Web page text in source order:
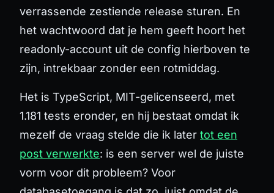
verrassende zestiende release sturen. En
het wachtwoord dat je hem geeft hoort het
readonly-account uit de config hierboven te
zijn, intrekbaar zonder een rotmiddag.
Het is TypeScript, MIT-gelicenseerd, met
1.181 tests eronder, en hij bestaat omdat ik
mezelf de vraag stelde die ik later tot een
post verwerkte: is een server wel de juiste
vorm voor dit probleem? Voor